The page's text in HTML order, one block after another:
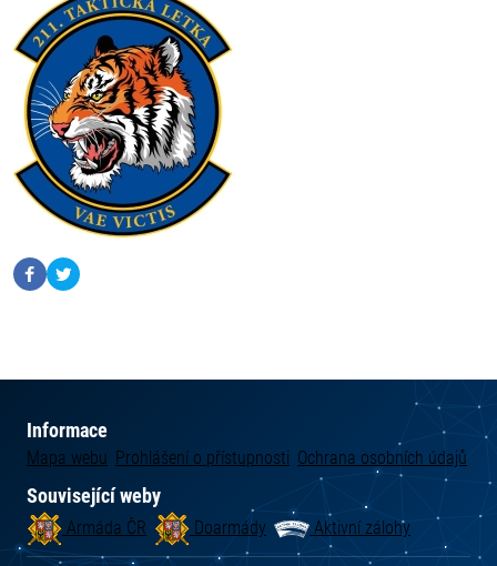
Informace
Mapa webu Prohlášení o přístupnosti Ochrana osobních údajů
Související weby
Armáda ČR Doarmády Aktivní zálohy